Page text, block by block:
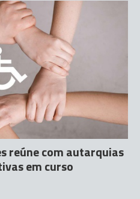
reúne com autarquias
em curso